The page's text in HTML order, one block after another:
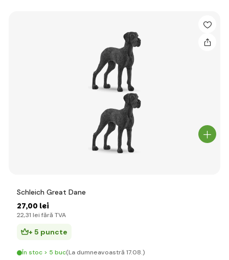
Schleich Great Dane
27,00 lei
22,31 lei fără TVA
+ 5 puncte
În stoc > 5 buc(La dumneavoastră 17.08.)